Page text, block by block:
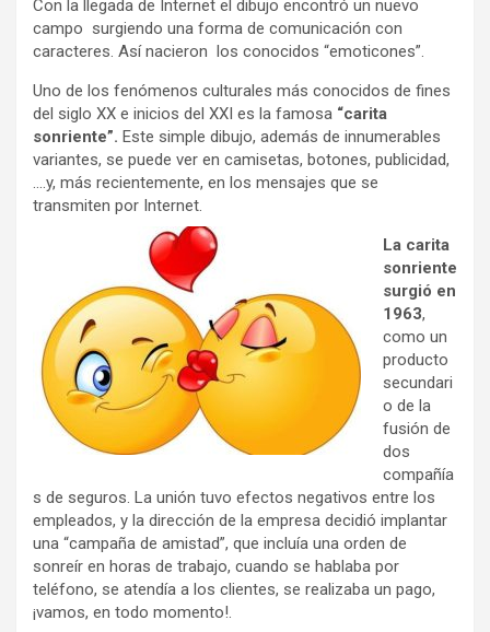
Con la llegada de Internet el dibujo encontró un nuevo
campo surgiendo una forma de comunicación con
caracteres. Así nacieron los conocidos “emoticones”.
Uno de los fenómenos culturales más conocidos de fines
del siglo XX e inicios del XXI es la famosa “carita
sonriente”. Este simple dibujo, además de innumerables
variantes, se puede ver en camisetas, botones, publicidad,
….y, más recientemente, en los mensajes que se
transmiten por Internet.
La carita
sonriente
surgió en
1963,
como un
producto
secundari
o de la
fusión de
dos
compañía
s de seguros. La unión tuvo efectos negativos entre los
empleados, y la dirección de la empresa decidió implantar
una “campaña de amistad”, que incluía una orden de
sonreír en horas de trabajo, cuando se hablaba por
teléfono, se atendía a los clientes, se realizaba un pago,
¡vamos, en todo momento!.